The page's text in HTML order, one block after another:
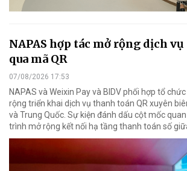
NAPAS hợp tác mở rộng dịch
qua mã QR
07/08/2026 17:53
NAPAS và Weixin Pay và BIDV phối hợp tổ
rộng triển khai dịch vụ thanh toán QR xuyên
và Trung Quốc. Sự kiện đánh dấu cột mốc
trình mở rộng kết nối hạ tầng thanh toán số